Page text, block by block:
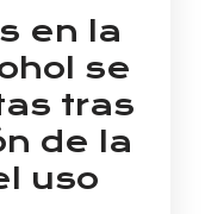
en la
se
tras
de la
uso